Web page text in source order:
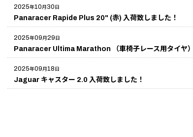
2025年10月30 日
Panaracer Rapide Plus 20" (赤) 入荷致しました！
2025年09月29 日
Panaracer Ultima Marathon （車椅子レース用タイヤ）
2025年09月18 日
Jaguar キャスター 2.0 入荷致しました！